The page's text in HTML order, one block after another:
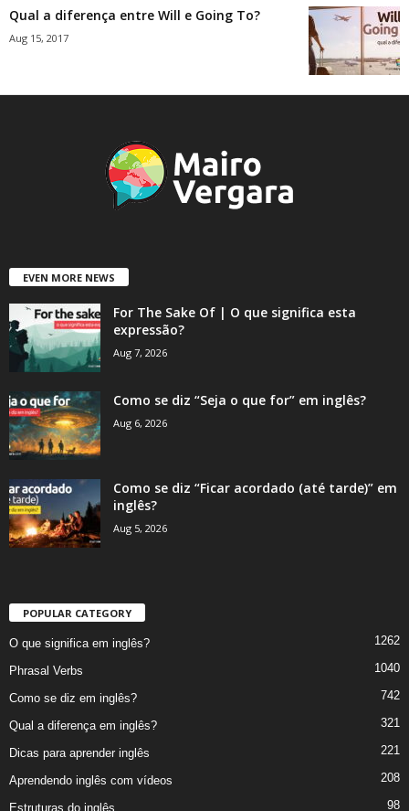
Qual a diferença entre Will e Going To?
Aug 15, 2017
EVEN MORE NEWS
For The Sake Of | O que significa esta
expressão?
Aug 7, 2026
Como se diz “Seja o que for” em inglês?
Aug 6, 2026
Como se diz “Ficar acordado (até tarde)” em
inglês?
Aug 5, 2026
POPULAR CATEGORY
O que significa em inglês? 1262
Phrasal Verbs 1040
Como se diz em inglês? 742
Qual a diferença em inglês? 321
Dicas para aprender inglês 221
Aprendendo inglês com vídeos 208
Estruturas do inglês 98